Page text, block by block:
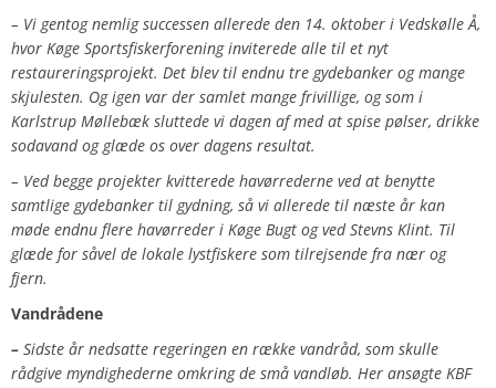
– Vi gentog nemlig successen allerede den 14. oktober i Vedskølle Å,
hvor Køge Sportsfiskerforening inviterede alle til et nyt
restaureringsprojekt. Det blev til endnu tre gydebanker og mange
skjulesten. Og igen var der samlet mange frivillige, og som i
Karlstrup Møllebæk sluttede vi dagen af med at spise pølser, drikke
sodavand og glæde os over dagens resultat.
– Ved begge projekter kvitterede havørrederne ved at benytte
samtlige gydebanker til gydning, så vi allerede til næste år kan
møde endnu flere havørreder i Køge Bugt og ved Stevns Klint. Til
glæde for såvel de lokale lystfiskere som tilrejsende fra nær og
fjern.
Vandrådene
– Sidste år nedsatte regeringen en række vandråd, som skulle
rådgive myndighederne omkring de små vandløb. Her ansøgte KBF